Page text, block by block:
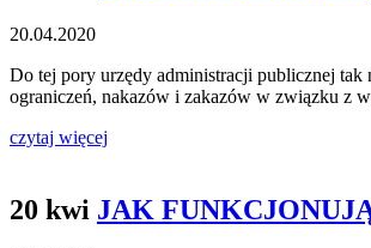
20.04.2020
Do tej pory urzędy administracji publicznej tak
ograniczeń, nakazów i zakazów w związku z
czytaj więcej
20 kwi JAK